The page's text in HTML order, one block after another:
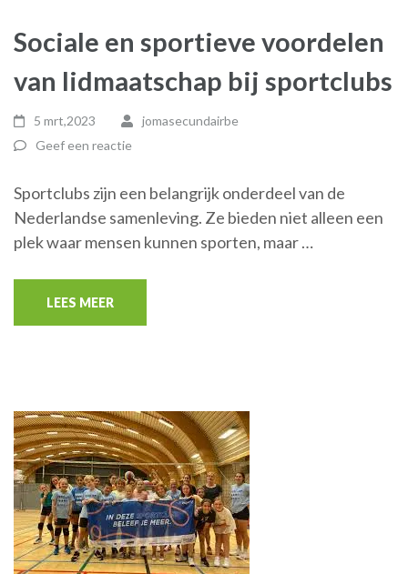
Sociale en sportieve voordelen
van lidmaatschap bij sportclubs
5 mrt,2023
jomasecundairbe
Geef een reactie
Sportclubs zijn een belangrijk onderdeel van de
Nederlandse samenleving. Ze bieden niet alleen een
plek waar mensen kunnen sporten, maar …
LEES MEER